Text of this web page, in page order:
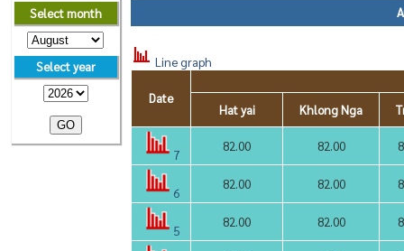
Select month
Select year Line graph
Date
Hat yai Khlong Nga
7
82.00 82.00
6
82.00 82.00
5
82.00 82.00